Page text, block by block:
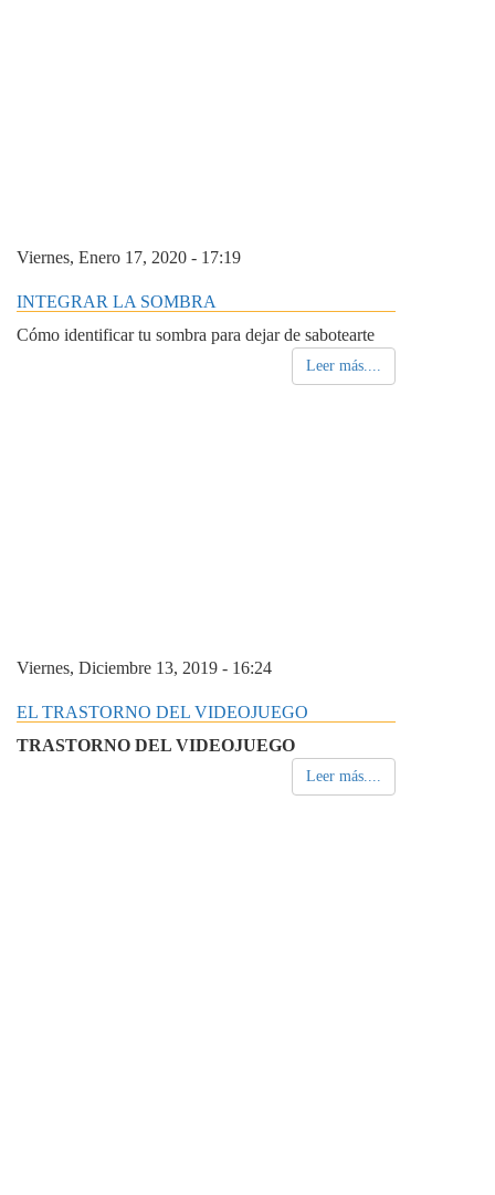
Viernes, Enero 17, 2020 - 17:19
INTEGRAR LA SOMBRA
Cómo identificar tu sombra para dejar de sabotearte
Leer más....
Viernes, Diciembre 13, 2019 - 16:24
EL TRASTORNO DEL VIDEOJUEGO
TRASTORNO DEL VIDEOJUEGO
Leer más....